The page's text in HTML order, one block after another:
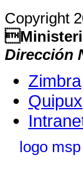
Copyright
Dirección
Zimbra
Quipux